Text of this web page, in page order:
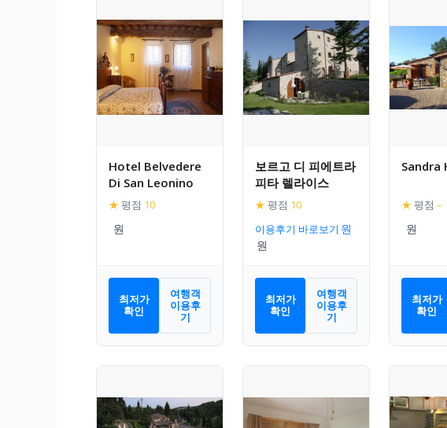
Hotel Belvedere
Di San Leonino
★ 평점 10
최저가
확인
여행객
이용후
기
보르고 디 피에트라
피타 렐라이스
★ 평점 10
이용후기 바로보기
최저가
확인
여행객
이용후
기
Sandra
★ 평점 –
최저가
확인